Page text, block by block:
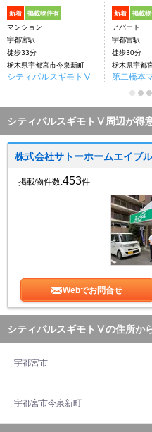
新着 掲載物件有
マンション
宇都宮駅
徒歩33分
栃木県宇都宮市今泉新町
シティパルスギモトⅤ
新着 掲載
アパート
宇都宮駅
徒歩30分
栃木県宇都
第二橋本
シティパルスギモトⅤ周辺が得
株式会社サトーホームエイブ
掲載物件数:453件
Webでお問合せ
シティパルスギモトⅤの住所か
宇都宮市
宇都宮市今泉新町